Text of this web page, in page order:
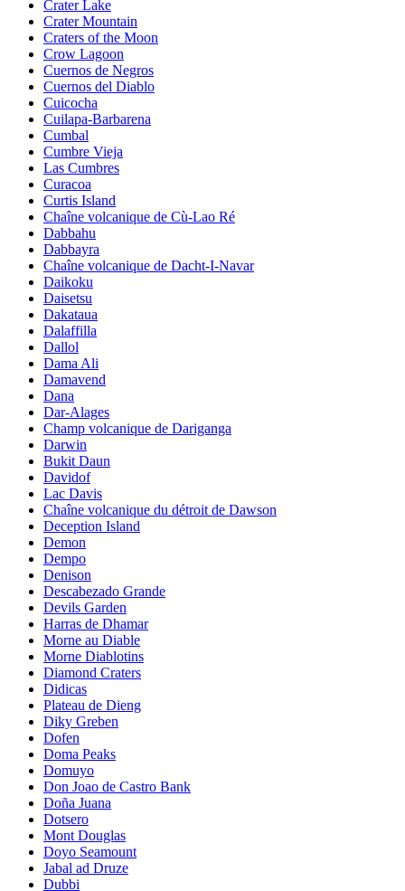
Crater Lake
Crater Mountain
Craters of the Moon
Crow Lagoon
Cuernos de Negros
Cuernos del Diablo
Cuicocha
Cuilapa-Barbarena
Cumbal
Cumbre Vieja
Las Cumbres
Curacoa
Curtis Island
Chaîne volcanique de Cù-Lao Ré
Dabbahu
Dabbayra
Chaîne volcanique de Dacht-I-Navar
Daikoku
Daisetsu
Dakataua
Dalaffilla
Dallol
Dama Ali
Damavend
Dana
Dar-Alages
Champ volcanique de Dariganga
Darwin
Bukit Daun
Davidof
Lac Davis
Chaîne volcanique du détroit de Dawson
Deception Island
Demon
Dempo
Denison
Descabezado Grande
Devils Garden
Harras de Dhamar
Morne au Diable
Morne Diablotins
Diamond Craters
Didicas
Plateau de Dieng
Diky Greben
Dofen
Doma Peaks
Domuyo
Don Joao de Castro Bank
Doña Juana
Dotsero
Mont Douglas
Doyo Seamount
Jabal ad Druze
Dubbi